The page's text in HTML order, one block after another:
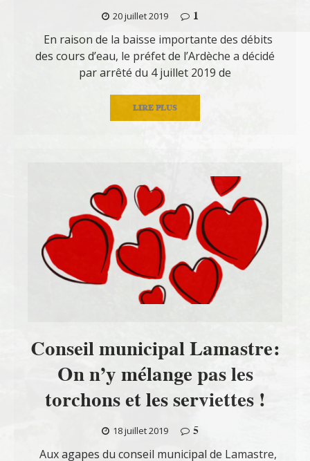
20 juillet 2019
1
En raison de la baisse importante des débits
des cours d’eau, le préfet de l’Ardèche a décidé
par arrêté du 4 juillet 2019 de
LIRE PLUS
Conseil municipal Lamastre:
On n’y mélange pas les
torchons et les serviettes !
18 juillet 2019
5
Aux agapes du conseil municipal de Lamastre,